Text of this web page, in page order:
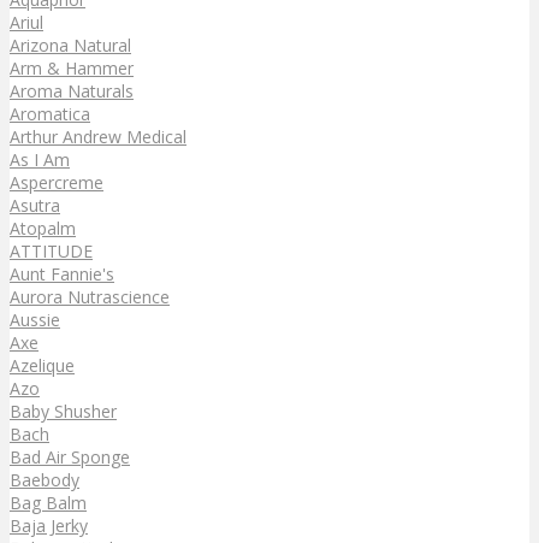
Ariul
Arizona Natural
Arm & Hammer
Aroma Naturals
Aromatica
Arthur Andrew Medical
As I Am
Aspercreme
Asutra
Atopalm
ATTITUDE
Aunt Fannie's
Aurora Nutrascience
Aussie
Axe
Azelique
Azo
Baby Shusher
Bach
Bad Air Sponge
Baebody
Bag Balm
Baja Jerky